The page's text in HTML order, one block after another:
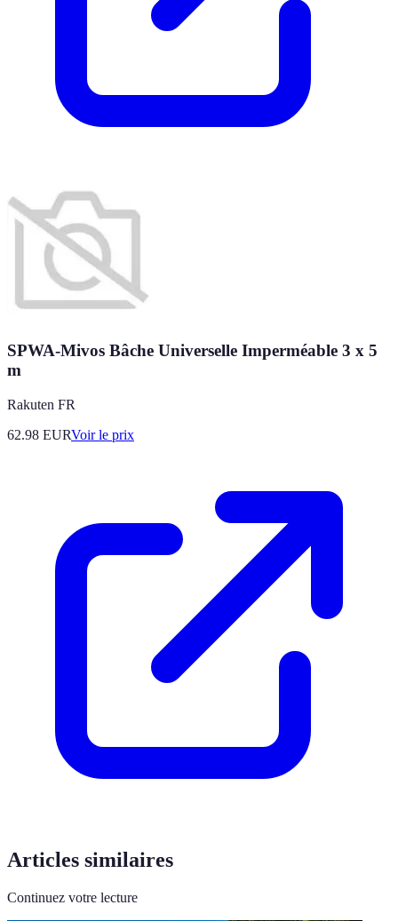
SPWA-Mivos Bâche Universelle Imperméable 3 x 5
m
Rakuten FR
62.98 EURVoir le prix
Articles similaires
Continuez votre lecture